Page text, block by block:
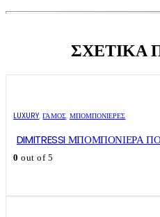
ΣΧΕΤΙΚΑ
LUXURY,ΓΑΜΟΣ, ΜΠΟΜΠΟΝΙΈΡΕΣ
DIMITRESSI ΜΠΟΜΠΟΝΙΕΡΑ
0 out of 5